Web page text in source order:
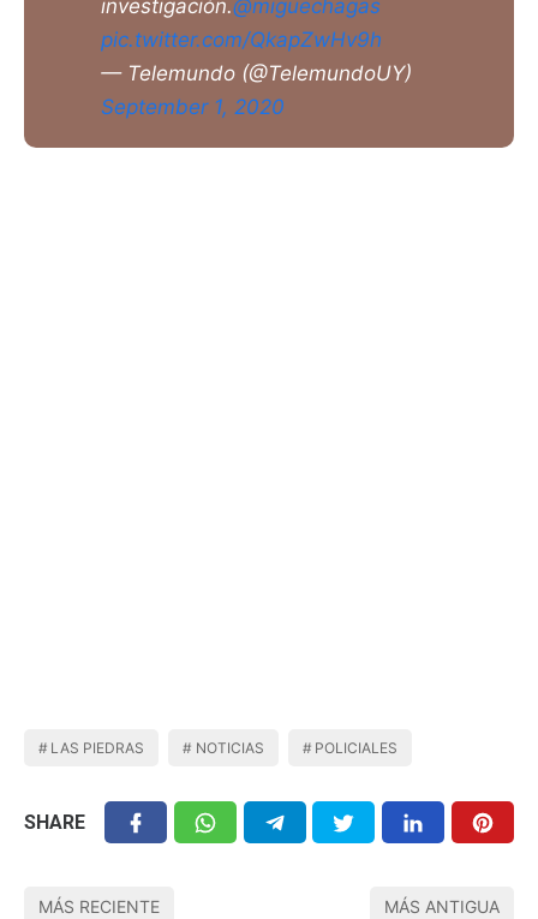
investigación.@miguechagas
pic.twitter.com/QkapZwHv9h
— Telemundo (@TelemundoUY)
September 1, 2020
LAS PIEDRAS NOTICIAS POLICIALES
SHARE
MÁS RECIENTE MÁS ANTIGUA